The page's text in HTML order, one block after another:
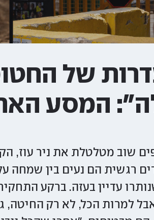
של
המסע
רגשית הם נעים בין שמחה
עדיין בעזה. ברקע
למרות הכל, לא רק החיטה,